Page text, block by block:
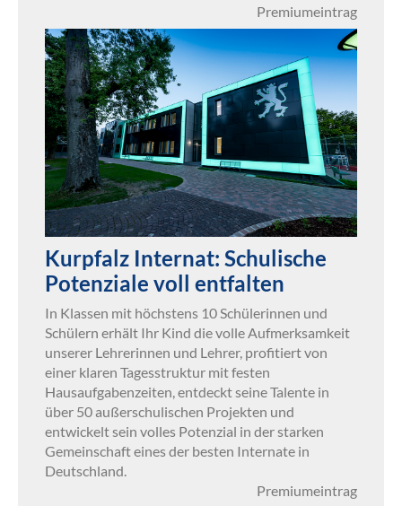
Premiumeintrag
Kurpfalz Internat: Schulische
Potenziale voll entfalten
In Klassen mit höchstens 10 Schülerinnen und
Schülern erhält Ihr Kind die volle Aufmerksamkeit
unserer Lehrerinnen und Lehrer, profitiert von
einer klaren Tagesstruktur mit festen
Hausaufgabenzeiten, entdeckt seine Talente in
über 50 außerschulischen Projekten und
entwickelt sein volles Potenzial in der starken
Gemeinschaft eines der besten Internate in
Deutschland.
Premiumeintrag